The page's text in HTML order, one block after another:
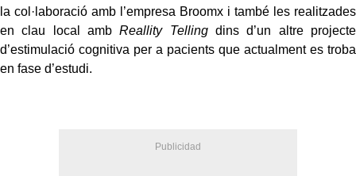
la col·laboració amb l’empresa Broomx i també les realitzades
en clau local ambReallity Tellingdins d’un altre projecte
d’estimulació cognitiva per a pacients que actualment es troba
en fase d’estudi.